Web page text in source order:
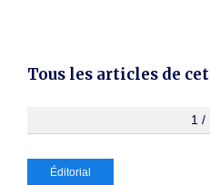
Dates
au
Tous les articles de
1 /
Éditorial